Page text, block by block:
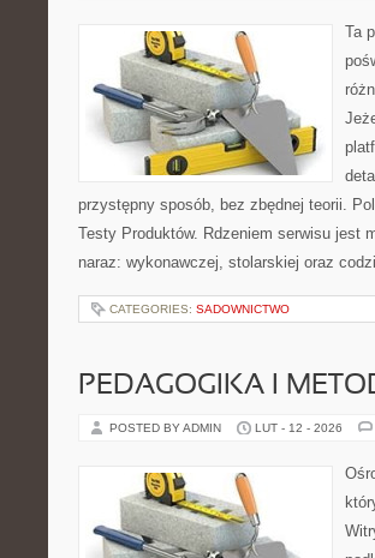
Ta
przystępny sposób, bez zbędnej teorii.
Testy Produktów. Rdzeniem serwisu jest
naraz: wykonawczej, stolarskiej oraz
CATEGORIES: SADOWNICTWO
PEDAGOGIKA I
POSTED BY ADMIN LUT - 12 - 2026